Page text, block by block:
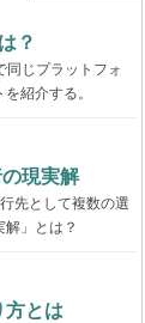
？
同じプラットフォ
紹介する。
現実解
先として複数の選
」とは？
方とは